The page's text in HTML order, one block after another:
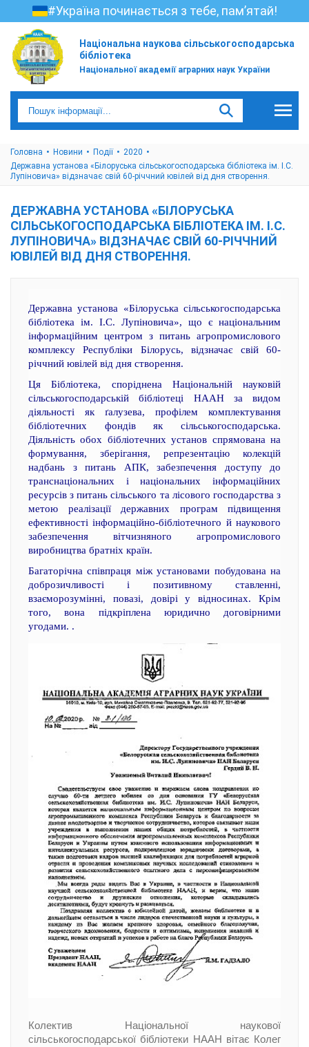
#Україна починається з тебе, пам’ятай!
Національна наукова сільськогосподарська
бібліотека
Національної академії аграрних наук України
Головна Новини Події
2020
Державна установа «Білоруська сільськогосподарська бібліотека ім. І.С.
Лупіновича» відзначає свій 60-річчний ювілей від дня створення.
ДЕРЖАВНА УСТАНОВА «БІЛОРУСЬКА
СІЛЬСЬКОГОСПОДАРСЬКА БІБЛІОТЕКА ІМ. І.С.
ЛУПІНОВИЧА» ВІДЗНАЧАЄ СВІЙ 60-РІЧЧНИЙ
ЮВІЛЕЙ ВІД ДНЯ СТВОРЕННЯ.
Державна установа «Білоруська сільськогосподарська
бібліотека ім. І.С. Лупіновича», що є національним
інформаційним центром з питань агропромислового
комплексу Республіки Білорусь, відзначає свій 60-
річчний ювілей від дня створення.
Ця Бібліотека, споріднена Національній науковій
сільськогосподарській бібліотеці НААН за видом
діяльності як ґалузева, профілем комплектування
бібліотечних фондів як сільськогосподарська.
Діяльність обох бібліотечних установ спрямована на
формування, зберігання, репрезентацію колекцій
надбань з питань АПК, забезпечення доступу до
транснаціональних і національних інформаційних
ресурсів з питань сільського та лісового господарства з
метою реалізації державних програм підвищення
ефективності інформаційно-бібліотечного й наукового
забезпечення вітчизняного агропромислового
виробництва братніх країн.
Багаторічна співпраця між установами побудована на
доброзичливості і позитивному ставленні,
взаєморозумінні, повазі, довірі у відносинах. Крім
того, вона підкріплена юридично договірними
угодами. .
Колектив Національної наукової
сільськогосподарської бібліотеки НААН вітає Колег